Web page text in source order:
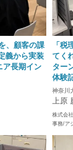
、顧客の課
義から実装
ア長期イン
「税
てく
ター
体験
神奈川
上原
株式会
事務/ア